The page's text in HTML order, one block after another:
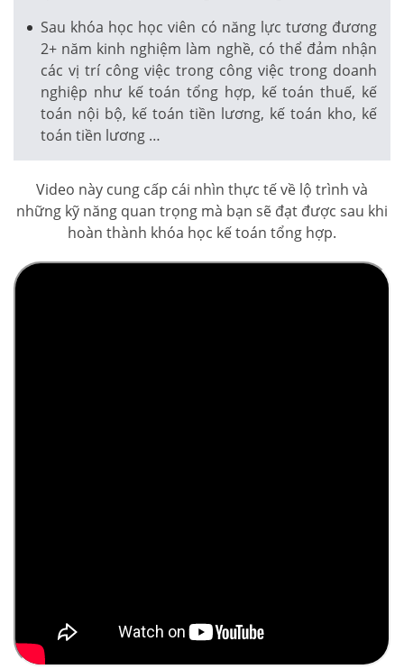
Sau khóa học học viên có năng lực tương đương
2+ năm kinh nghiệm làm nghề, có thể đảm nhận
các vị trí công việc trong công việc trong doanh
nghiệp như kế toán tổng hợp, kế toán thuế, kế
toán nội bộ, kế toán tiền lương, kế toán kho, kế
toán tiền lương …
Video này cung cấp cái nhìn thực tế về lộ trình và
những kỹ năng quan trọng mà bạn sẽ đạt được sau khi
hoàn thành khóa học kế toán tổng hợp.